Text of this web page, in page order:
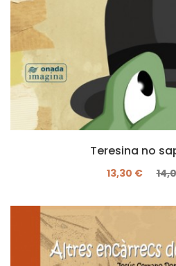
Teresina no
13,30 €